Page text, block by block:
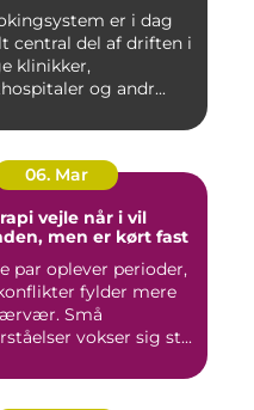
er i dag
central del af driften i
klinikker,
og andr...
06. Mar
vejle når i vil
men er kørt fast
par oplever perioder,
fylder mere
Små
vokser sig st...